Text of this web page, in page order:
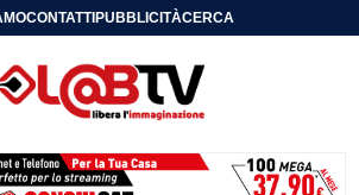
CONTATTIPUBBLICITÀCERCA